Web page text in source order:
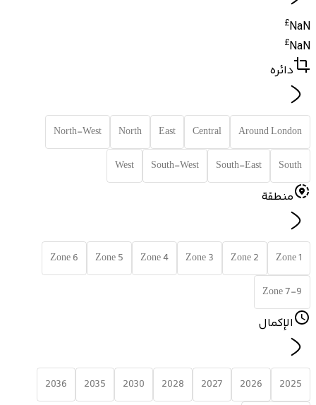
NaN
£
NaN
£
دائره
Around London
Central
East
North
North-West
South
South-East
South-West
West
منطقة
Zone 1
Zone 2
Zone 3
Zone 4
Zone 5
Zone 6
Zone 7-9
الإكمال
2025
2026
2027
2028
2030
2035
2036